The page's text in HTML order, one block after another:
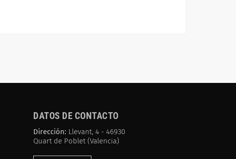
DATOS DE CONTACTO
Dirección: Llevant, 4 - 46930
Quart de Poblet (Valencia)